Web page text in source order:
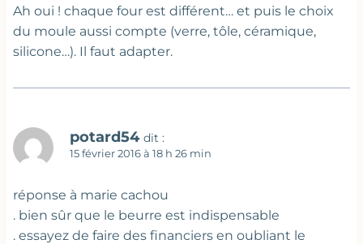
Ah oui ! chaque four est différent… et puis le choix
du moule aussi compte (verre, tôle, céramique,
silicone…). Il faut adapter.
potard54 dit :
15 février 2016 à 18 h 26 min
réponse à marie cachou
. bien sûr que le beurre est indispensable
. essayez de faire des financiers en oubliant le